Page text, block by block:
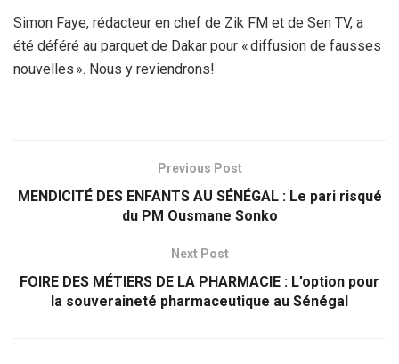
Simon Faye, rédacteur en chef de Zik FM et de Sen TV, a
été déféré au parquet de Dakar pour « diffusion de fausses
nouvelles ». Nous y reviendrons!
Previous Post
MENDICITÉ DES ENFANTS AU SÉNÉGAL : Le pari risqué
du PM Ousmane Sonko
Next Post
FOIRE DES MÉTIERS DE LA PHARMACIE : L’option pour
la souveraineté pharmaceutique au Sénégal